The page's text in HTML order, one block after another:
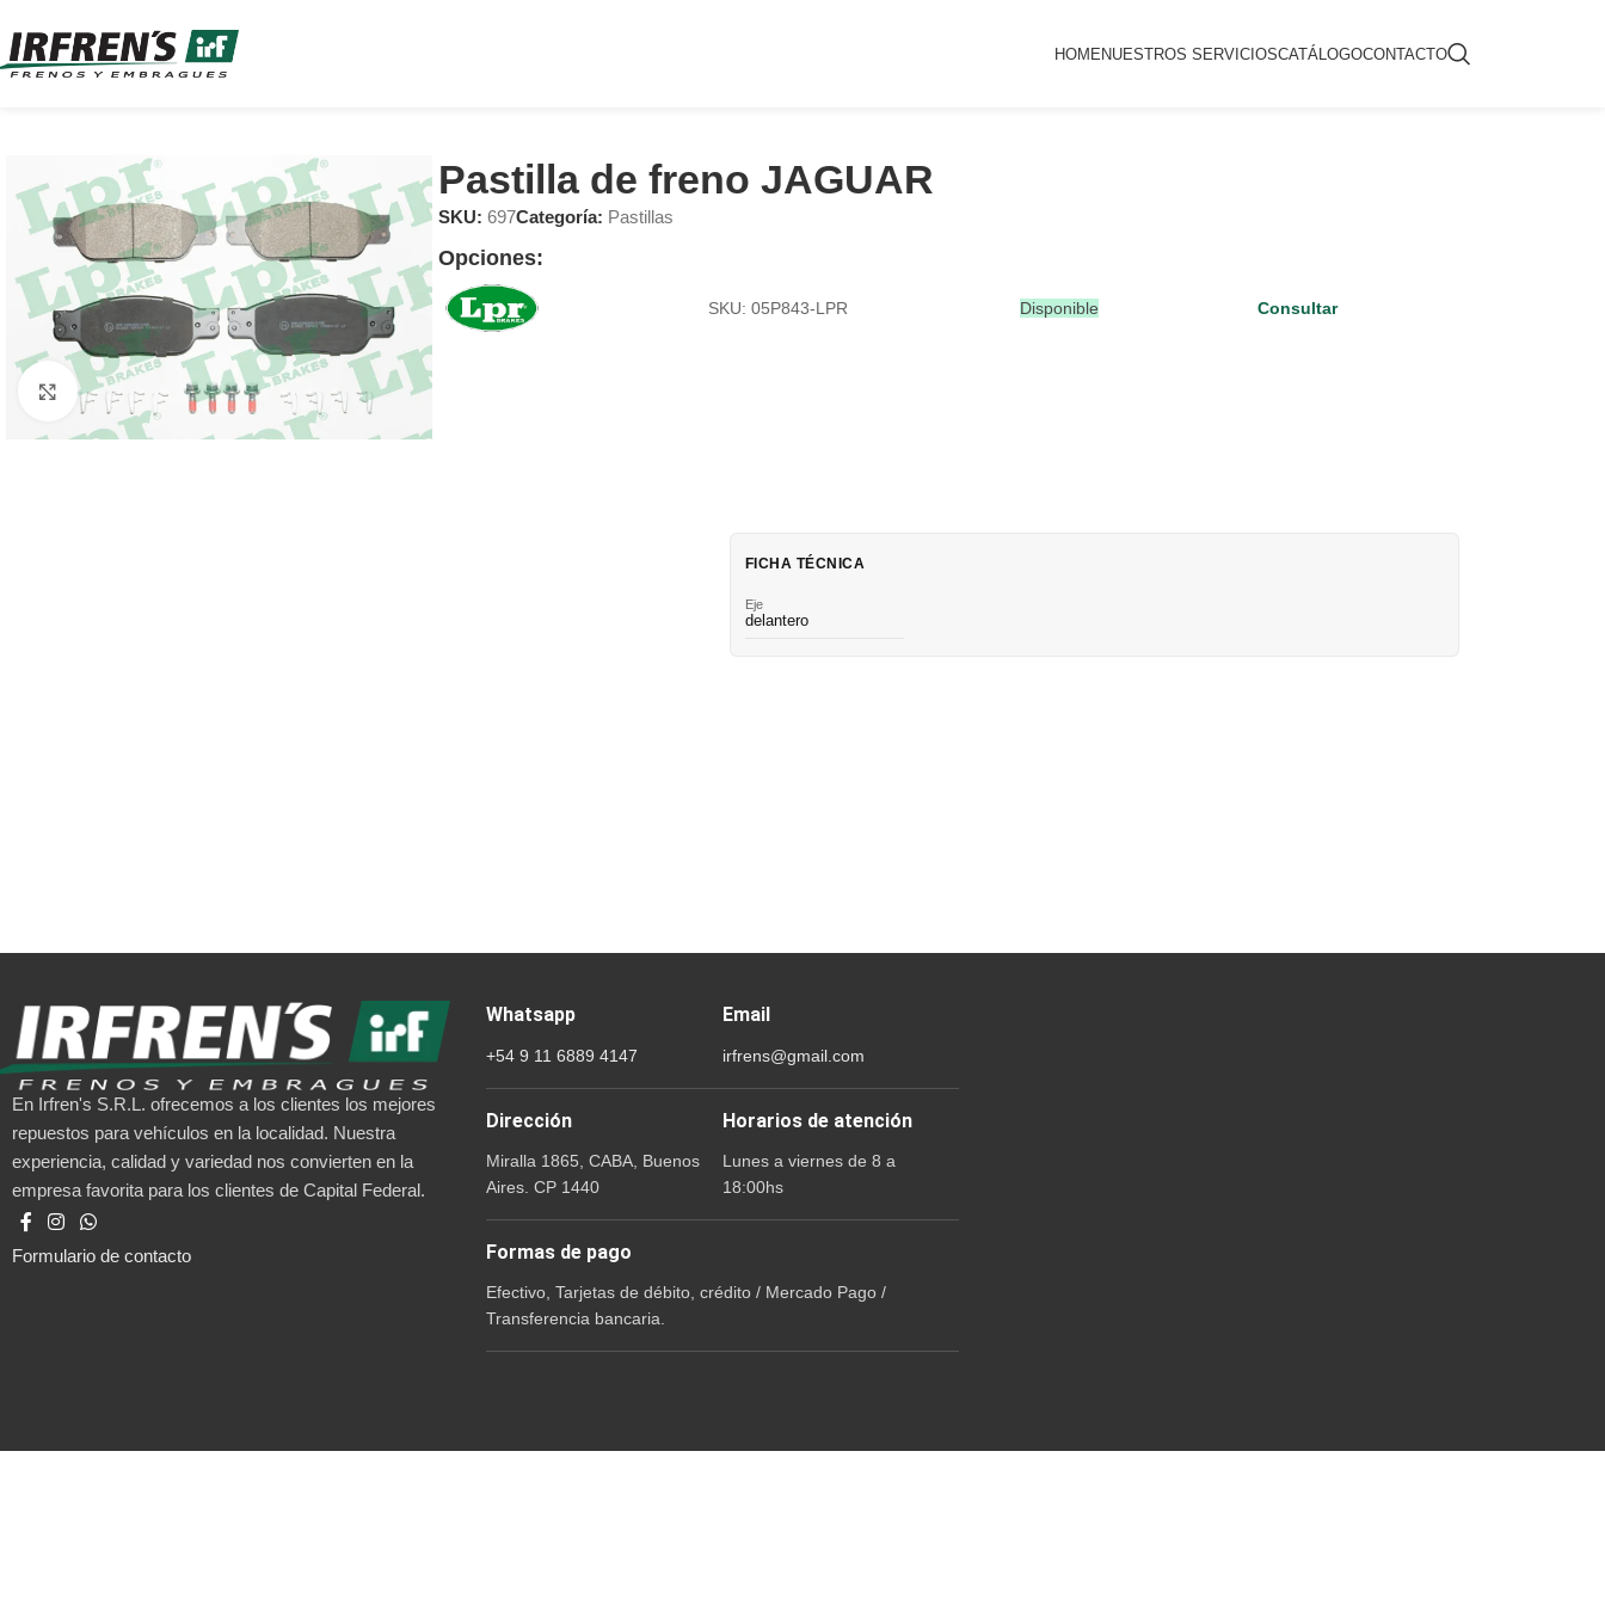
HOMENUESTROS SERVICIOSCATÁLOGOCONTACTO
Clic para ampliar
Pastilla de freno JAGUAR
SKU: 697Categoría: Pastillas
Opciones:
SKU: 05P843-LPR Disponible Consultar
FICHA TÉCNICA
Eje
delantero
En Irfren's S.R.L. ofrecemos a los clientes los mejores
repuestos para vehículos en la localidad. Nuestra
experiencia, calidad y variedad nos convierten en la
empresa favorita para los clientes de Capital Federal.
Formulario de contacto
Whatsapp
+54 9 11 6889 4147
Email
irfrens@gmail.com
Dirección
Miralla 1865, CABA, Buenos
Aires. CP 1440
Horarios de atención
Lunes a viernes de 8 a
18:00hs
Formas de pago
Efectivo, Tarjetas de débito, crédito / Mercado Pago /
Transferencia bancaria.